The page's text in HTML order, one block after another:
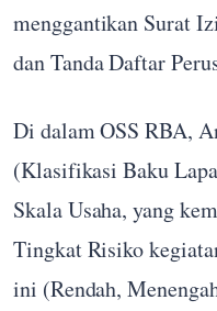
menggantikan Surat
dan Tanda Daftar
Di dalam OSS RBA,
(Klasifikasi Baku
Skala Usaha, yang
Tingkat Risiko
ini (Rendah,